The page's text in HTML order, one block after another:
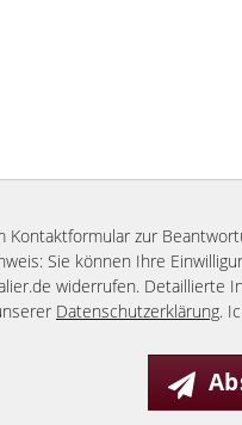
Kontaktformular zur
Sie können Ihre
widerrufen. Detaillierte
Datenschutzerklärung.